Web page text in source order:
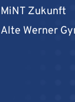
MiNT Zukunft
Alte Werner